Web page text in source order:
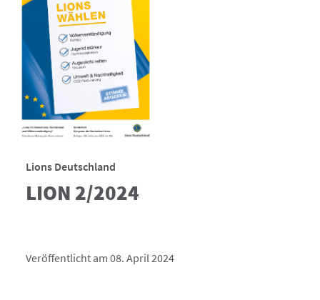
Lions Deutschland
LION 2/2024
Veröffentlicht am 08. April 2024